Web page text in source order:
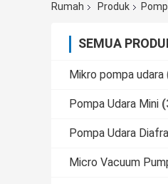
Rumah Produk
SEMUA
Mikro pompa udara
Pompa Udara Mini
Pompa Udara
Micro Vacuum